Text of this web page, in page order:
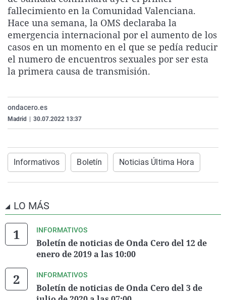
La rosa de los vientos
Gente viajera
Como el perro y el
Caso
Retornados
Equipo de
Operación Viuda
Extremadura
Galicia
La Rioja
Navarra
Virales
Televisión
Elecciones
fallecimiento en la Comunidad Valenciana.
Hace una semana, la OMS declaraba la
emergencia internacional por el aumento de los
casos en un momento en el que se pedía reducir
el numero de encuentros sexuales por ser esta
la primera causa de transmisión.
ondacero.es
Madrid 30.07.2022 13:37
Informativos Boletín Noticias Última Hora
LO MÁS
INFORMATIVOS
Boletín de noticias de Onda Cero del 12 de
enero de 2019 a las 10:00
INFORMATIVOS
Boletín de noticias de Onda Cero del 3 de